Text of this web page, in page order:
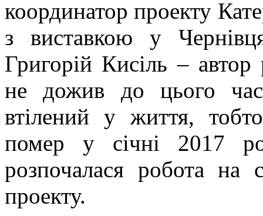
координатор проекту
з виставкою у
Григорій Кисіль –
не дожив до цього
втілений у життя,
помер у січні 2017
розпочалася робота на
проекту.